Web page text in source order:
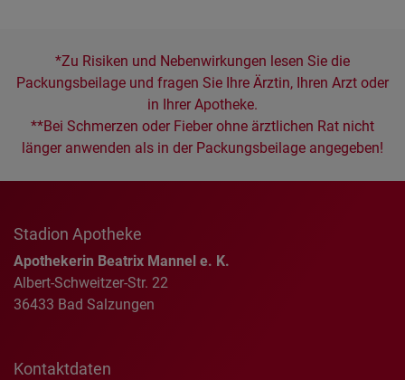
*Zu Risiken und Nebenwirkungen lesen Sie die
Packungsbeilage und fragen Sie Ihre Ärztin, Ihren Arzt oder
in Ihrer Apotheke.
**Bei Schmerzen oder Fieber ohne ärztlichen Rat nicht
länger anwenden als in der Packungsbeilage angegeben!
Stadion Apotheke
Apothekerin Beatrix Mannel e. K.
Albert-Schweitzer-Str. 22
36433 Bad Salzungen
Kontaktdaten